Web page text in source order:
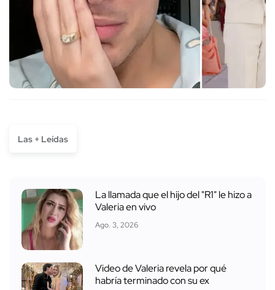
Las + Leídas
La llamada que el hijo del "R1" le hizo a
Valeria en vivo
Ago. 3, 2026
Video de Valeria revela por qué
habría terminado con su ex